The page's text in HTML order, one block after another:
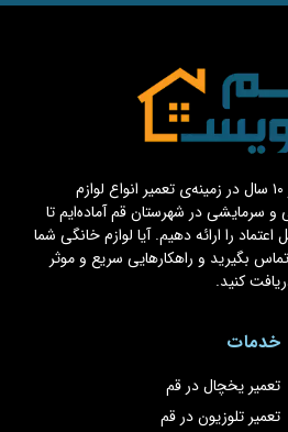
با تخصص و تجربه‌ی بیش از ۱۰ سال در زمینه‌ی تعمیر انواع لوازم
سرمایشی در شهرستان قم آماده‌ایم تا
را ارائه دهیم. آیا لوازم خانگی شما
تماس بگیرید و راهکارهایی سریع و موثر
کنید.
خدمات
تعمیر یخچال در قم
تعمیر تلوزیون در قم